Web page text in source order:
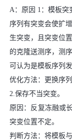
A：原因 1：模板突
序列有突变会使扩
生突变，且突变位
的克隆送测序，测
可认为是模板序列发
优化方法：更换序
2.保存不当突变。
原因：反复冻融或
突变位置不定。
判断方法：将模板